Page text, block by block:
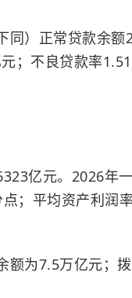
同）正常贷款余额
；不良贷款率
亿元。2026年
；平均资产利润
额为7.5万亿元；